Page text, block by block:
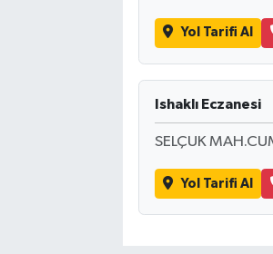
Yol Tarifi Al
Ishaklı Eczanesi
SELÇUK
Yol Tarifi Al